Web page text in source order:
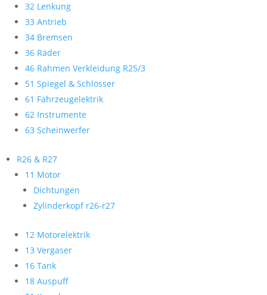
32 Lenkung
33 Antrieb
34 Bremsen
36 Räder
46 Rahmen Verkleidung R25/3
51 Spiegel & Schlösser
61 Fahrzeugelektrik
62 Instrumente
63 Scheinwerfer
R26 & R27
11 Motor
Dichtungen
Zylinderkopf r26-r27
12 Motorelektrik
13 Vergaser
16 Tank
18 Auspuff